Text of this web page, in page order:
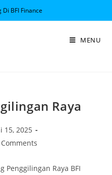
BFI Finance
MENU
Raya
15, 2025
Penggilingan Raya BFI